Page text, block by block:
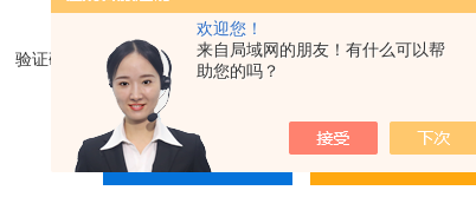
欢迎您！
来自局域网的朋友！有什么可以帮
助您的吗？
验证码： 请输